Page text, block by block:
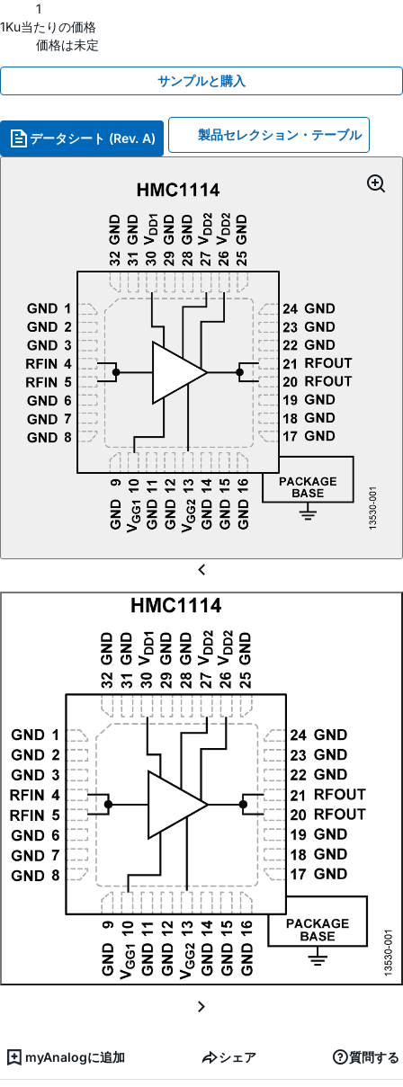
1
1Ku当たりの価格
価格は未定
サンプルと購入
データシート (Rev. A) 製品セレクション・テーブル
myAnalogに追加 シェア 質問する